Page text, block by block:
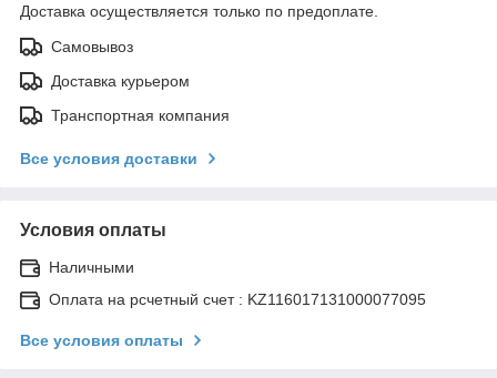
Доставка осуществляется только по предоплате.
Самовывоз
Доставка курьером
Транспортная компания
Все условия доставки
Условия оплаты
Наличными
Оплата на рсчетный счет : KZ116017131000077095
Все условия оплаты